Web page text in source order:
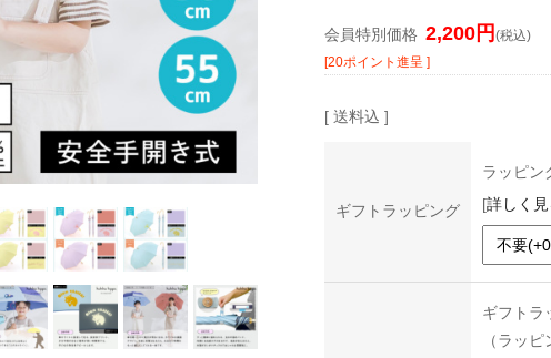
会員特別価格 2,200円 (税込)
[20ポイント進呈 ]
[ 送料込 ]
ギフトラッピング
ラッピン
[詳しく
ギフトラ
（ラッ